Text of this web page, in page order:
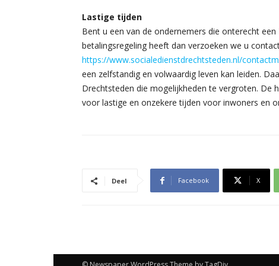
Lastige tijden
Bent u een van de ondernemers die onterecht
betalingsregeling heeft dan verzoeken we u
https://www.socialedienstdrechtsteden.nl/
een zelfstandig en volwaardig leven kan leiden.
Drechtsteden die mogelijkheden te vergroten. De
voor lastige en onzekere tijden voor inwoners en
Deel Facebook X